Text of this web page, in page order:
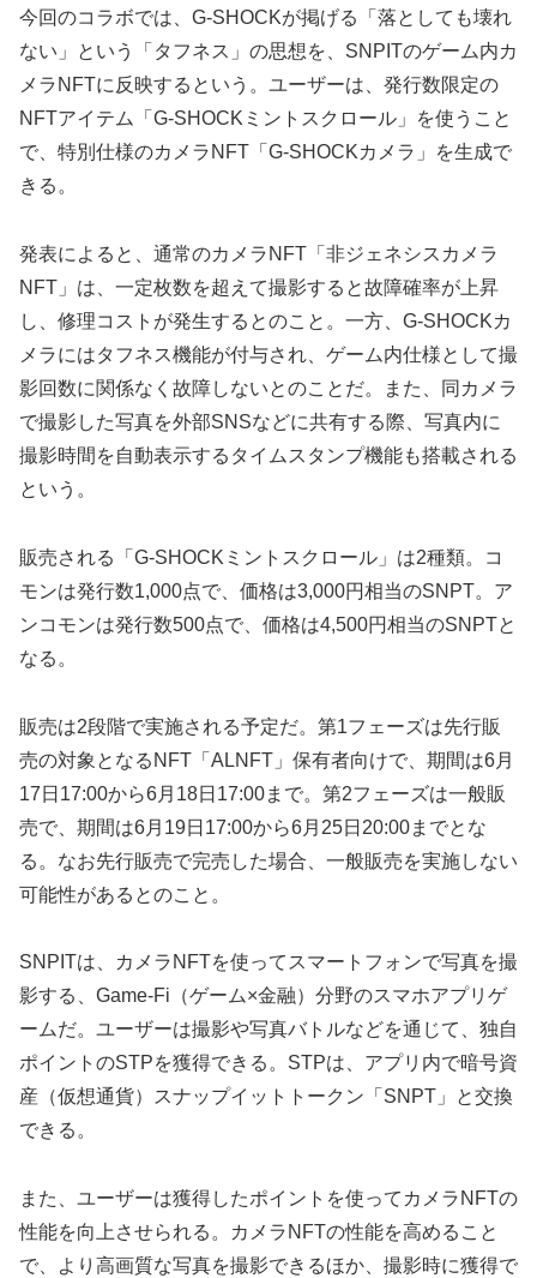
今回のコラボでは、G-SHOCKが掲げる「落としても壊れ
ない」という「タフネス」の思想を、SNPITのゲーム内カ
メラNFTに反映するという。ユーザーは、発行数限定の
NFTアイテム「G-SHOCKミントスクロール」を使うこと
で、特別仕様のカメラNFT「G-SHOCKカメラ」を生成で
きる。
発表によると、通常のカメラNFT「非ジェネシスカメラ
NFT」は、一定枚数を超えて撮影すると故障確率が上昇
し、修理コストが発生するとのこと。一方、G-SHOCKカ
メラにはタフネス機能が付与され、ゲーム内仕様として撮
影回数に関係なく故障しないとのことだ。また、同カメラ
で撮影した写真を外部SNSなどに共有する際、写真内に
撮影時間を自動表示するタイムスタンプ機能も搭載される
という。
販売される「G-SHOCKミントスクロール」は2種類。コ
モンは発行数1,000点で、価格は3,000円相当のSNPT。ア
ンコモンは発行数500点で、価格は4,500円相当のSNPTと
なる。
販売は2段階で実施される予定だ。第1フェーズは先行販
売の対象となるNFT「ALNFT」保有者向けで、期間は6月
17日17:00から6月18日17:00まで。第2フェーズは一般販
売で、期間は6月19日17:00から6月25日20:00までとな
る。なお先行販売で完売した場合、一般販売を実施しない
可能性があるとのこと。
SNPITは、カメラNFTを使ってスマートフォンで写真を撮
影する、Game-Fi（ゲーム×金融）分野のスマホアプリゲ
ームだ。ユーザーは撮影や写真バトルなどを通じて、独自
ポイントのSTPを獲得できる。STPは、アプリ内で暗号資
産（仮想通貨）スナップイットトークン「SNPT」と交換
できる。
また、ユーザーは獲得したポイントを使ってカメラNFTの
性能を向上させられる。カメラNFTの性能を高めること
で、より高画質な写真を撮影できるほか、撮影時に獲得で